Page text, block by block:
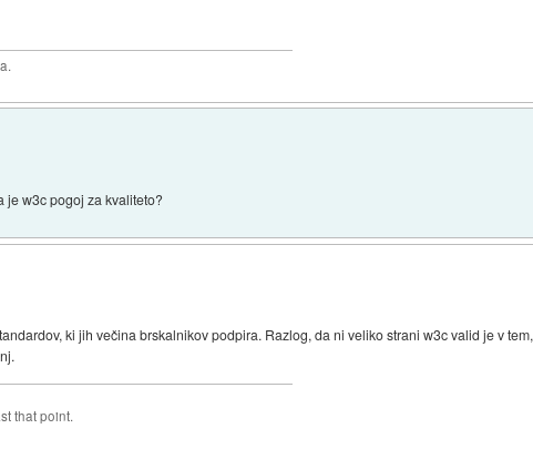
je w3c pogoj za kvaliteto?
ki jih večina brskalnikov podpira. Razlog, da ni veliko strani w3c valid je v
that point.